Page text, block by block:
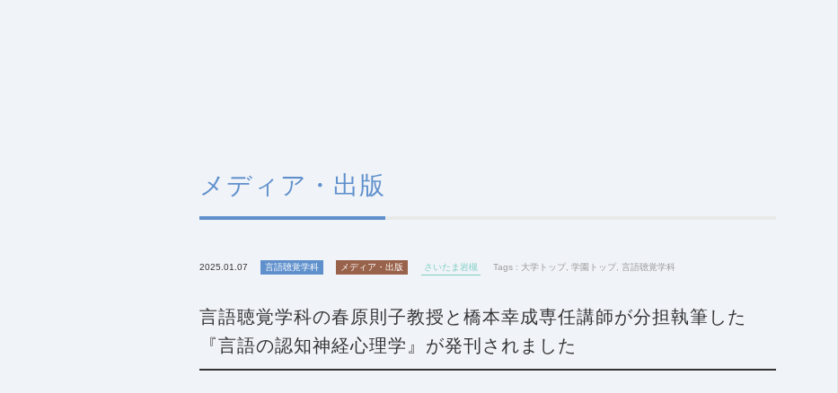
メディア・出版
2025.01.07 言語聴覚学科 メディア・出版 さいたま岩槻 Tags : 大学トップ 学園トップ 言語聴覚学科
言語聴覚学科の春原則子教授と橋本幸成専任講師が分担執筆した
『言語の認知神経心理学』が発刊されました